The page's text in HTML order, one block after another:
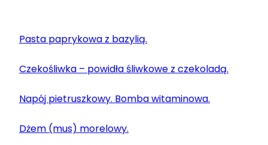
Pasta paprykowa z bazylią.
Czekośliwka – powidła śliwkowe z czekoladą.
Napój pietruszkowy. Bomba witaminowa.
Dżem (mus) morelowy.